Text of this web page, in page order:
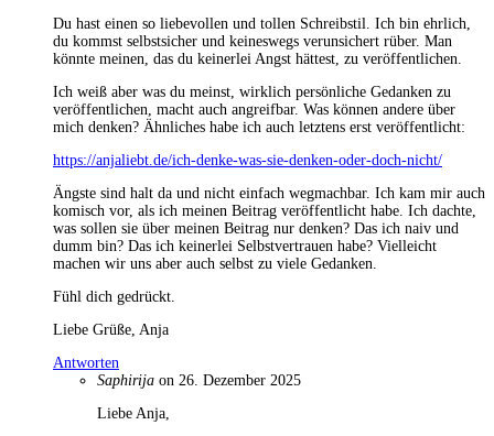
Du hast einen so liebevollen und tollen Schreibstil. Ich bin ehrlich,
du kommst selbstsicher und keineswegs verunsichert rüber. Man
könnte meinen, das du keinerlei Angst hättest, zu veröffentlichen.
Ich weiß aber was du meinst, wirklich persönliche Gedanken zu
veröffentlichen, macht auch angreifbar. Was können andere über
mich denken? Ähnliches habe ich auch letztens erst veröffentlicht:
https://anjaliebt.de/ich-denke-was-sie-denken-oder-doch-nicht/
Ängste sind halt da und nicht einfach wegmachbar. Ich kam mir auch
komisch vor, als ich meinen Beitrag veröffentlicht habe. Ich dachte,
was sollen sie über meinen Beitrag nur denken? Das ich naiv und
dumm bin? Das ich keinerlei Selbstvertrauen habe? Vielleicht
machen wir uns aber auch selbst zu viele Gedanken.
Fühl dich gedrückt.
Liebe Grüße, Anja
Antworten
Saphirija on 26. Dezember 2025
Liebe Anja,